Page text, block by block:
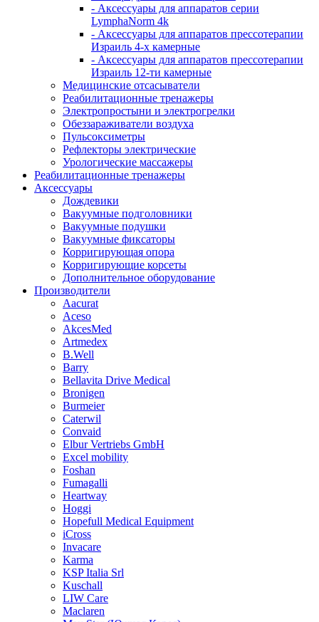
- Аксессуары для аппаратов серии
LymphaNorm 4k
- Аксессуары для аппаратов прессотерапии
Израиль 4-х камерные
- Аксессуары для аппаратов прессотерапии
Израиль 12-ти камерные
Медицинские отсасыватели
Реабилитационные тренажеры
Электропростыни и электрогрелки
Обеззараживатели воздуха
Пульсоксиметры
Рефлекторы электрические
Урологические массажеры
Реабилитационные тренажеры
Аксессуары
Дождевики
Вакуумные подголовники
Вакуумные подушки
Вакуумные фиксаторы
Корригирующая опора
Корригирующие корсеты
Дополнительное оборудование
Производители
Aacurat
Aceso
AkcesMed
Artmedex
B.Well
Barry
Bellavita Drive Medical
Bronigen
Burmeier
Caterwil
Convaid
Elbur Vertriebs GmbH
Excel mobility
Foshan
Fumagalli
Heartway
Hoggi
Hopefull Medical Equipment
iCross
Invacare
Karma
KSP Italia Srl
Kuschall
LIW Care
Maclaren